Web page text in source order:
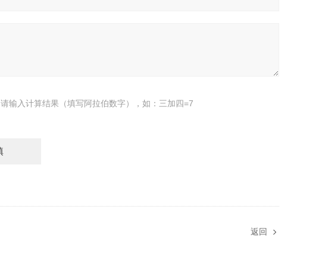
请输入计算结果（填写阿拉伯数字），如：三加四=7
返回